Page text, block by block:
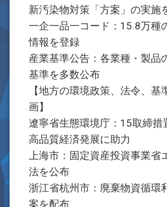
新汚染物対策「方案」の実施
一企一品一コード：15.8万種
情報を登録
産業基準公告：各業種・製品
基準を多数公布
【地方の環境政策、法令、基
画】
遼寧省生態環境庁：15取締措
高品質経済発展に助力
上海市：固定資産投資事業省
法を公布
浙江省杭州市：廃棄物資循環
案を配布